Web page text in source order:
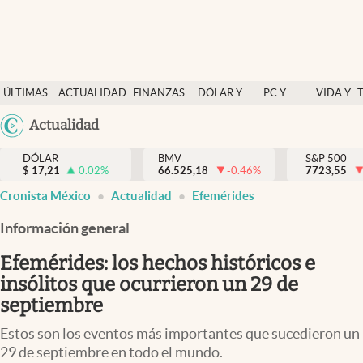
ÚLTIMAS
NOTICIAS
ACTUALIDAD
FINANZAS
DÓLAR Y
PC Y
VIDA Y
México
Actualidad
Actualidad
Finanzas y economía
Dólar y mercados
Pc y celular
Vida y estilo
Tv
DÓLAR
$ 17,21 0.02%
BMV
66.525,18
-0.46%
S&P 500
7723,55
Cronista México Actualidad Efemérides
Información general
Efemérides: los hechos históricos e
insólitos que ocurrieron un 29 de
septiembre
Estos son los eventos más importantes que sucedieron un
29 de septiembre en todo el mundo.